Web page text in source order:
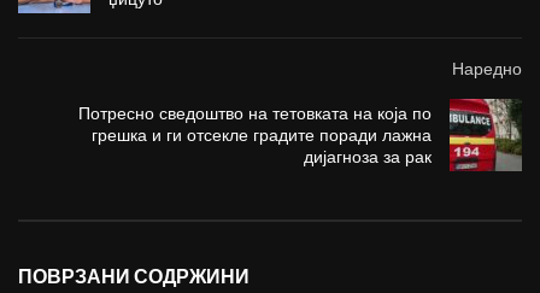
Наредно
Потресно сведоштво на тетовката на која по
грешка и ги отсекле градите поради лажна
дијагноза за рак
ПОВРЗАНИ СОДРЖИНИ